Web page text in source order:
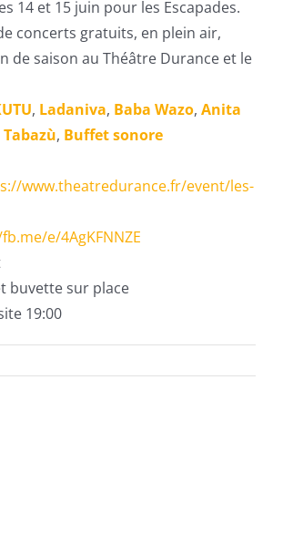
14 et 15 juin pour les Escapades.
concerts gratuits, en plein air,
de saison au Théâtre Durance et le
, Ladaniva, Baba Wazo, Anita
, Buffet sonore
www.theatredurance.fr/event/les-
e/4AgKFNNZE
buvette sur place
19:00